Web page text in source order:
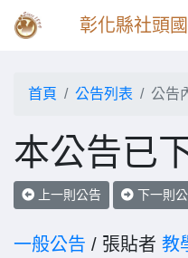
彰化縣社頭
首頁 公告列表 公告
本公告已
上一則公告 下一則
一般公告 / 張貼者 教